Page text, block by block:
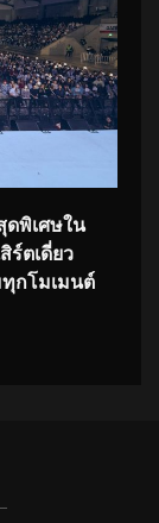
ดพิเศษใน
ร์ตเดี่ยว
กโมเมนต์